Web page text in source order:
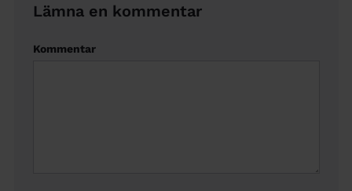
Lämna en kommentar
Kommentar